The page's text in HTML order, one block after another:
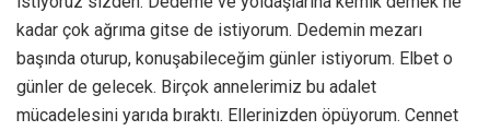
kadar çok ağrıma gitse de istiyorum. Dedemin mezarı
başında oturup, konuşabileceğim günler istiyorum. Elbet o
günler de gelecek. Birçok annelerimiz bu adalet
mücadelesini yarıda bıraktı. Ellerinizden öpüyorum. Cennet